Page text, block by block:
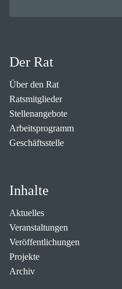
Der Rat
Über den Rat
Ratsmitglieder
Stellenangebote
Arbeitsprogramm
Geschäftsstelle
Inhalte
Aktuelles
Veranstaltungen
Veröffentlichungen
Projekte
Archiv